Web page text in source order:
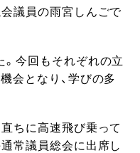
議員の雨宮しんごで
今回もそれぞれの立
会となり、学びの多
ちに高速飛び乗って
常議員総会に出席し